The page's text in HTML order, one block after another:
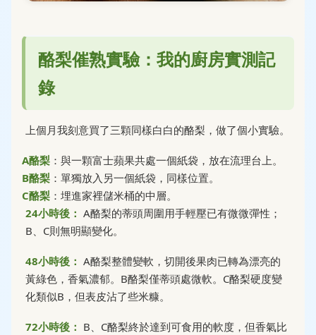
酪梨催熟實驗：我的廚房實測記
錄
上個月我刻意買了三顆同樣白白的酪梨，做了個小實驗。
A酪梨 ：與一顆富士蘋果共處一個紙袋，放在流理台上。
B酪梨 ：單獨放入另一個紙袋，同樣位置。
C酪梨 ：埋進家裡儲米桶的中層。
24小時後： A酪梨的蒂頭周圍用手輕壓已有微微彈性；
B、C則無明顯變化。
48小時後： A酪梨整體變軟，切開後果肉已轉為漂亮的
黃綠色，香氣濃郁。B酪梨僅蒂頭處微軟。C酪梨硬度變
化類似B，但表皮沾了些米糠。
72小時後： B、C酪梨終於達到可食用的軟度，但香氣比